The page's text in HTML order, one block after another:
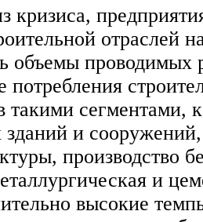
кризиса,
отраслей
объемы проводимых
потребления
такими сегментами,
и сооружений,
производство
и
высокие